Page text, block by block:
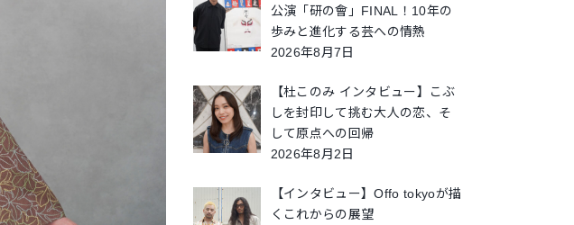
公演「研の會」FINAL！10年の
歩みと進化する芸への情熱
2026年8月7日
【杜このみ インタビュー】こぶ
しを封印して挑む大人の恋、そ
して原点への回帰
2026年8月2日
【インタビュー】Offo tokyoが描
くこれからの展望